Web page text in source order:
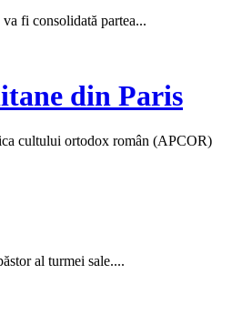
fi consolidată partea...
din Paris
cultului ortodox român (APCOR)
al turmei sale....